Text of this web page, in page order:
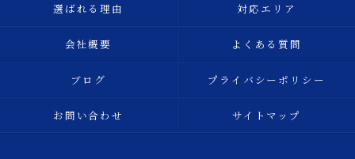
選ばれる理由 対応エリア
会社概要 よくある質問
ブログ プライバシーポリシー
お問い合わせ サイトマップ